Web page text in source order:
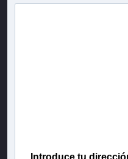
Introduce tu